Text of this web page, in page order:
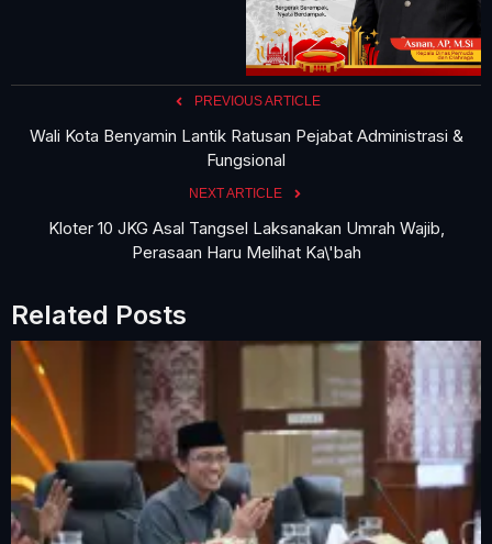
PREVIOUS ARTICLE
Wali Kota Benyamin Lantik Ratusan Pejabat Administrasi &
Fungsional
NEXT ARTICLE
Kloter 10 JKG Asal Tangsel Laksanakan Umrah Wajib,
Perasaan Haru Melihat Ka\'bah
Related Posts